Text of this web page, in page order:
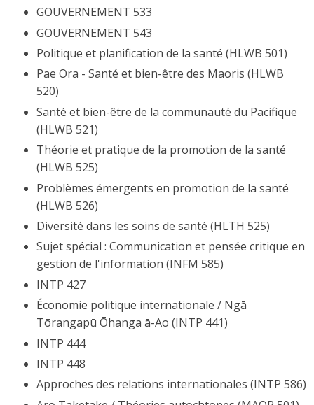
GOUVERNEMENT 533
GOUVERNEMENT 543
Politique et planification de la santé (HLWB 501)
Pae Ora - Santé et bien-être des Maoris (HLWB
520)
Santé et bien-être de la communauté du Pacifique
(HLWB 521)
Théorie et pratique de la promotion de la santé
(HLWB 525)
Problèmes émergents en promotion de la santé
(HLWB 526)
Diversité dans les soins de santé (HLTH 525)
Sujet spécial : Communication et pensée critique en
gestion de l'information (INFM 585)
INTP 427
Économie politique internationale / Ngā
Tōrangapū Ōhanga ā-Ao (INTP 441)
INTP 444
INTP 448
Approches des relations internationales (INTP 586)